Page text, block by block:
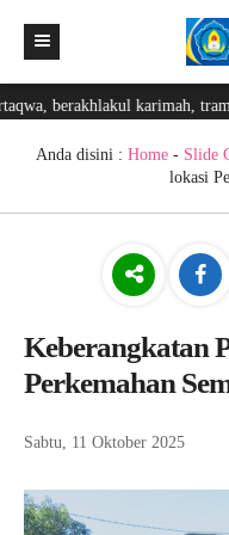
Beranda
Berita
Prestasi
Ekskul
GTK
Login Web
berakhlakul karimah,
Anda disini : Home- Slide
lokasi
Keberangkatan
Perkemahan
Sabtu, 11 Oktober 2025